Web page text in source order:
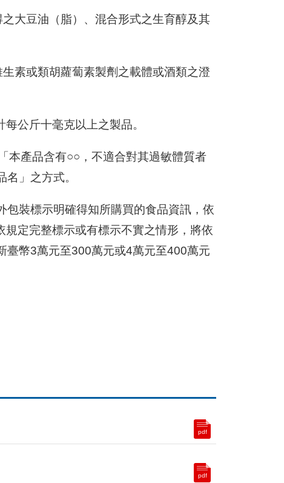
大豆油（脂）、混合形式之生育醇及其
素或類胡蘿蔔素製劑之載體或酒類之澄
公斤十毫克以上之製品。
本產品含有○○，不適合對其過敏體質者
」之方式。
裝標示明確得知所購買的食品資訊，依
定完整標示或有標示不實之情形，將依
臺幣3萬元至300萬元或4萬元至400萬元
pdf
pdf